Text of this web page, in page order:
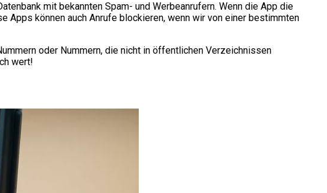
mit bekannten Spam- und Werbeanrufern. Wenn die App die
Apps können auch Anrufe blockieren, wenn wir von einer bestimmten
oder Nummern, die nicht in öffentlichen Verzeichnissen
wert!